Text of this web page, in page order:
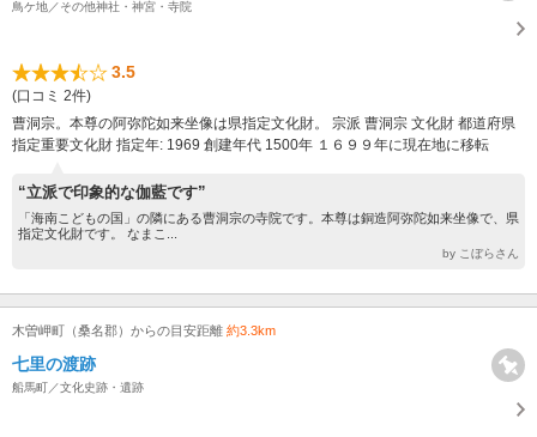
鳥ケ地／その他神社・神宮・寺院
3.5
(口コミ 2件)
曹洞宗。本尊の阿弥陀如来坐像は県指定文化財。 宗派 曹洞宗 文化財 都道府県
指定重要文化財 指定年: 1969 創建年代 1500年 １６９９年に現在地に移転
“立派で印象的な伽藍です”
「海南こどもの国」の隣にある曹洞宗の寺院です。本尊は銅造阿弥陀如来坐像で、県
指定文化財です。 なまこ...
by こぼらさん
木曽岬町（桑名郡）からの目安距離 約3.3km
七里の渡跡
船馬町／文化史跡・遺跡